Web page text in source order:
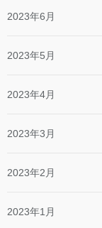
2023年6月
2023年5月
2023年4月
2023年3月
2023年2月
2023年1月